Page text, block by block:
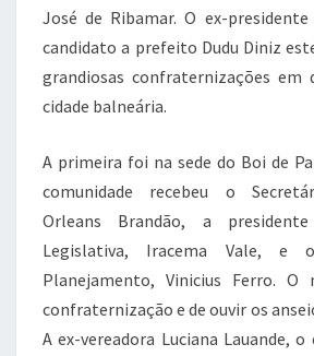
b
o
o
r
A
p
p
José de Ribamar. O ex-
candidato a prefeito Dudu Diniz
grandiosas confraternizações em
cidade balneária.
A primeira foi na sede do Boi de
comunidade recebeu o
Orleans Brandão, a
Legislativa, Iracema Vale, e
Planejamento, Vinicius Ferro.
confraternização e de ouvir os
A ex-vereadora Luciana Lauande,